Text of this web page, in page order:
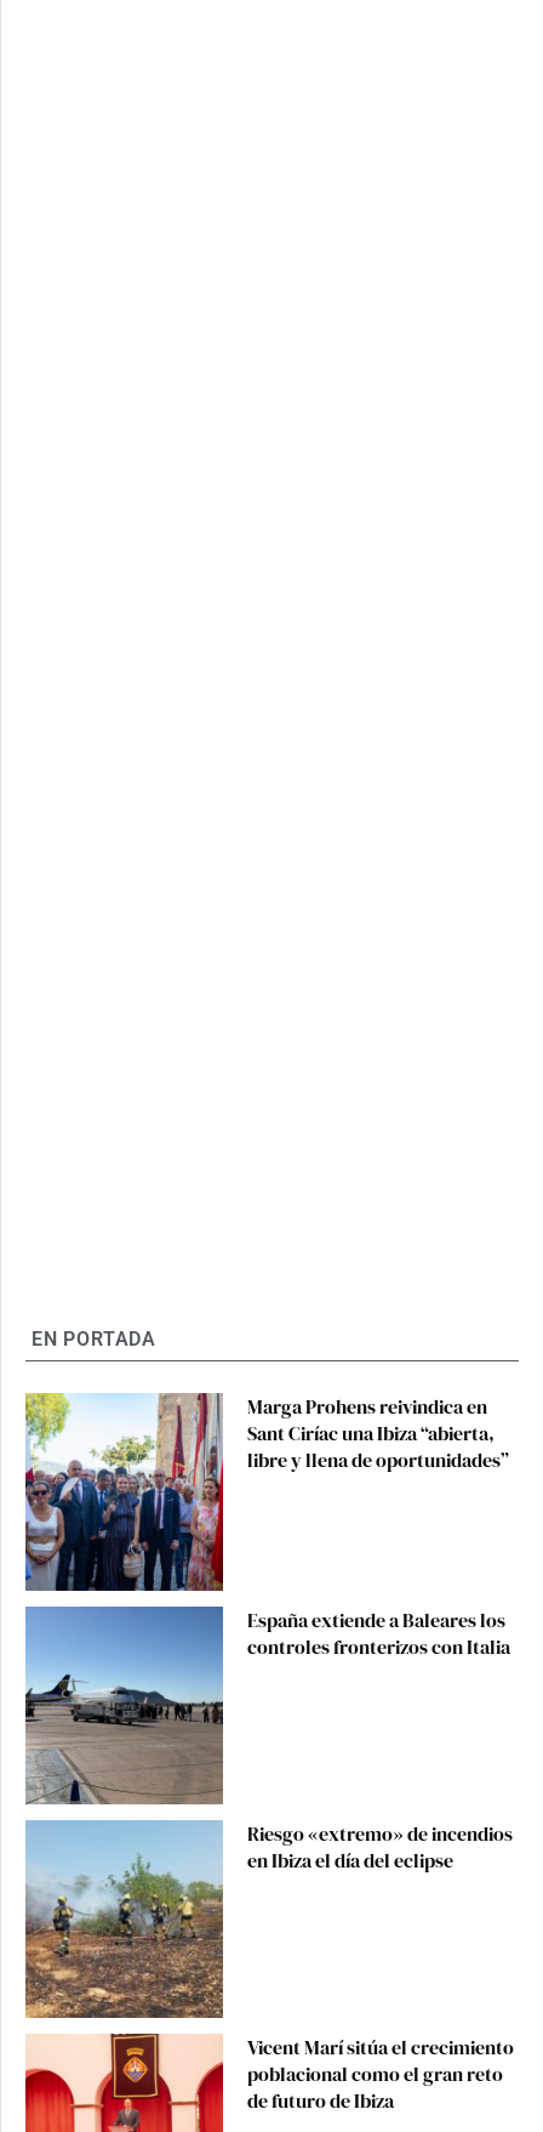
EN PORTADA
Marga Prohens reivindica en
Sant Ciríac una Ibiza “abierta,
libre y llena de oportunidades”
España extiende a Baleares los
controles fronterizos con Italia
Riesgo «extremo» de incendios
en Ibiza el día del eclipse
Vicent Marí sitúa el crecimiento
poblacional como el gran reto
de futuro de Ibiza